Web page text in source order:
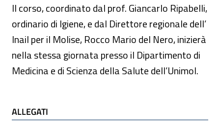
Il corso, coordinato dal prof. Giancarlo Ripabelli,
ordinario di Igiene, e dal Direttore regionale dell’
Inail per il Molise, Rocco Mario del Nero, inizierà
nella stessa giornata presso il Dipartimento di
Medicina e di Scienza della Salute dell’Unimol.
ALLEGATI
ALLEGATI